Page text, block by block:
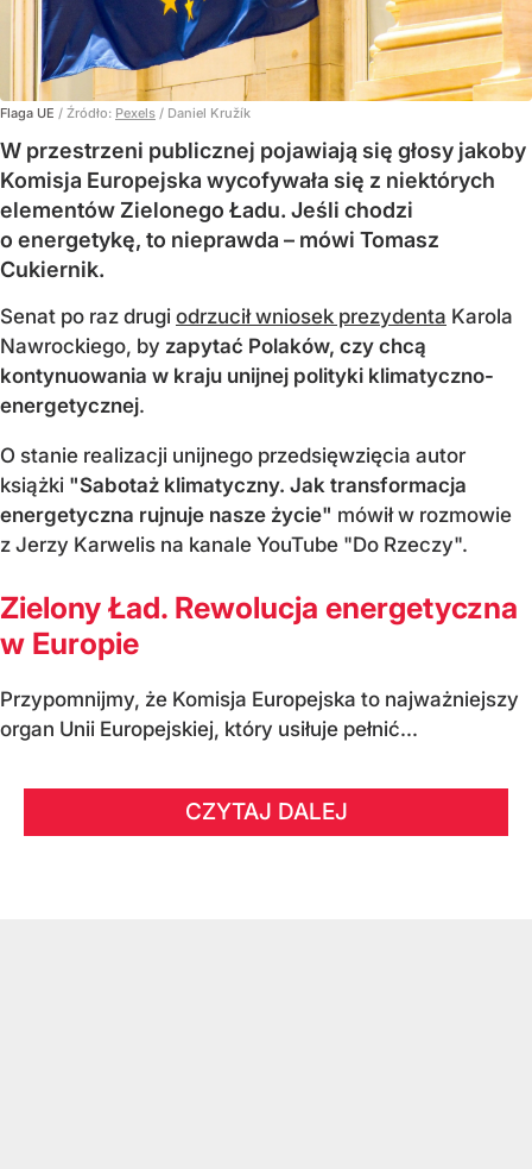
Flaga UE / Źródło: Pexels / Daniel Kružík
W przestrzeni publicznej pojawiają się głosy jakoby
Komisja Europejska wycofywała się z niektórych
elementów Zielonego Ładu. Jeśli chodzi
o energetykę, to nieprawda – mówi Tomasz
Cukiernik.
Senat po raz drugi odrzucił wniosek prezydenta Karola
Nawrockiego, by zapytać Polaków, czy chcą
kontynuowania w kraju unijnej polityki klimatyczno-
energetycznej.
O stanie realizacji unijnego przedsięwzięcia autor
książki "Sabotaż klimatyczny. Jak transformacja
energetyczna rujnuje nasze życie" mówił w rozmowie
z Jerzy Karwelis na kanale YouTube "Do Rzeczy".
Zielony Ład. Rewolucja energetyczna
w Europie
Przypomnijmy, że Komisja Europejska to najważniejszy
organ Unii Europejskiej, który usiłuje pełnić...
CZYTAJ DALEJ